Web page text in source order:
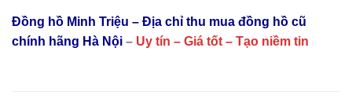
Đồng hồ Minh Triệu – Địa chỉ thu mua đồng hồ cũ
chính hãng Hà Nội – Uy tín – Giá tốt – Tạo niềm tin